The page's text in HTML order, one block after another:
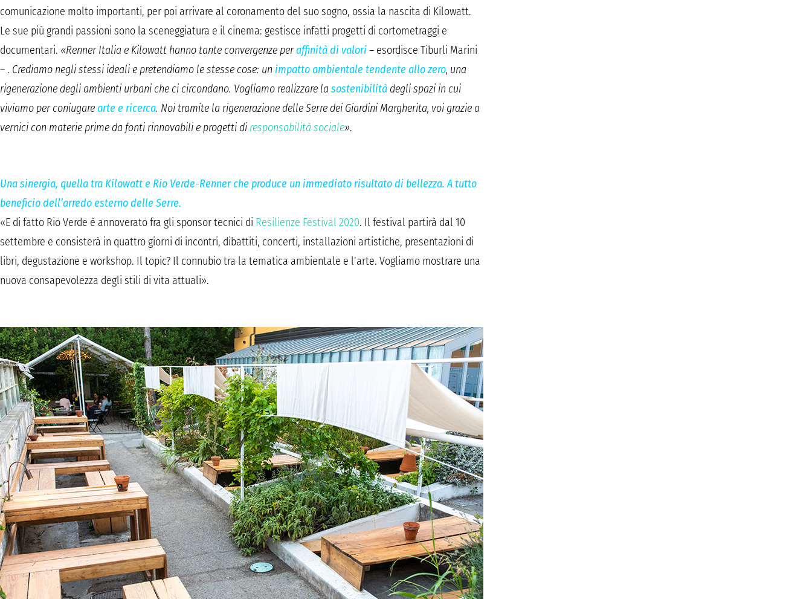
comunicazione molto importanti, per poi arrivare al coronamento del suo sogno, ossia la nascita di Kilowatt.
Le sue più grandi passioni sono la sceneggiatura e il cinema: gestisce infatti progetti di cortometraggi e
documentari. «Renner Italia e Kilowatt hanno tante convergenze peraffinità di valori– esordisce Tiburli Marini
– . Crediamo negli stessi ideali e pretendiamo le stesse cose: unimpatto ambientale tendente allo zero, una
rigenerazione degli ambienti urbani che ci circondano. Vogliamo realizzare la sostenibilità degli spazi in cui
viviamo per coniugarearte e ricerca. Noi tramite la rigenerazione delle Serre dei Giardini Margherita, voi grazie a
vernici con materie prime da fonti rinnovabili e progetti di responsabilità sociale».
Una sinergia, quella tra Kilowatt e Rio Verde-Renner che produce un immediato risultato di bellezza. A tutto
beneficio dell’arredo esterno delle Serre.
«E di fatto Rio Verde è annoverato fra gli sponsor tecnici di Resilienze Festival 2020. Il festival partirà dal 10
settembre e consisterà in quattro giorni di incontri, dibattiti, concerti, installazioni artistiche, presentazioni di
libri, degustazione e workshop. Il topic? Il connubio tra la tematica ambientale e l’arte. Vogliamo mostrare una
nuova consapevolezza degli stili di vita attuali».